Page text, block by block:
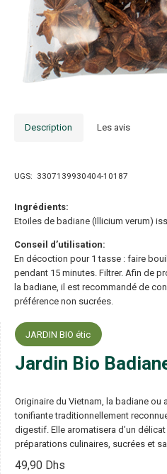
Description Les avis
UGS: 3307139930404-10187
Ingrédients:
Etoiles de badiane (Illicium verum)
Conseil d’utilisation:
En décoction pour 1 tasse : faire
pendant 15 minutes. Filtrer. Afin de
la badiane, il est recommandé de
préférence non sucrées.
JARDIN BIO étic
Jardin Bio
Originaire du Vietnam, la badiane ou
tonifiante traditionnellement
digestif. Elle aromatisera d’un
préparations culinaires, sucrées et
49,90 Dhs